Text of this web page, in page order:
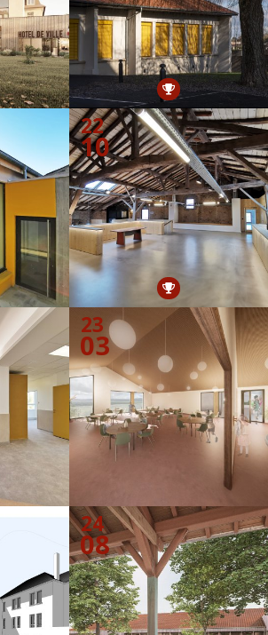
22
10
23
03
24
08